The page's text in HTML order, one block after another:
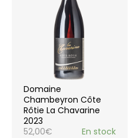
Domaine
Chambeyron Côte
Rôtie La Chavarine
2023
52,00€ En stock